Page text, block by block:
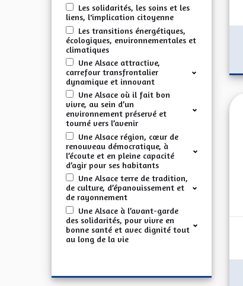
Les solidarités, les soins et les
liens, l'implication citoyenne
Les transitions énergétiques,
écologiques, environnementales et
climatiques
Une Alsace attractive,
carrefour transfrontalier
dynamique et innovant
Une Alsace où il fait bon
vivre, au sein d’un
environnement préservé et
tourné vers l’avenir
Une Alsace région, cœur de
renouveau démocratique, à
l’écoute et en pleine capacité
d’agir pour ses habitants
Une Alsace terre de tradition,
de culture, d’épanouissement et
de rayonnement
Une Alsace à l’avant-garde
des solidarités, pour vivre en
bonne santé et avec dignité tout
au long de la vie